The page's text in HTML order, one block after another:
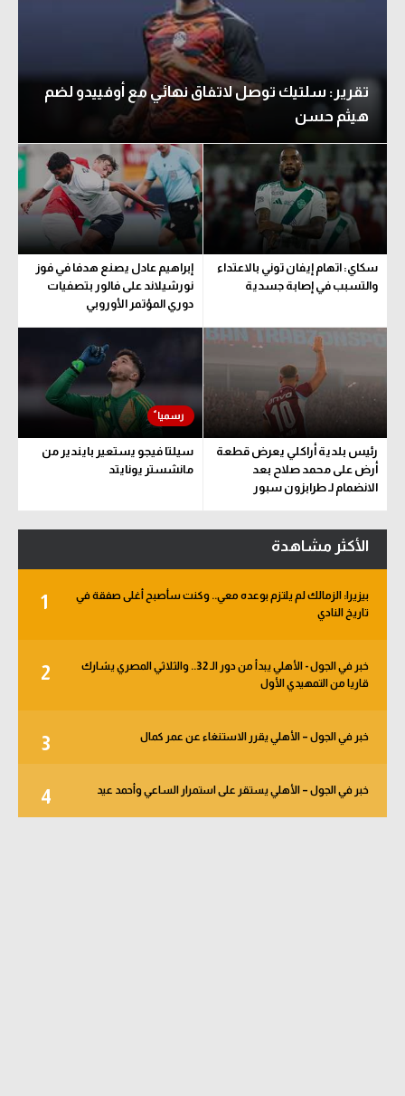
تقرير: سلتيك توصل لاتفاق نهائي مع أوفييدو لضم
هيثم حسن
سكاي: اتهام إيفان توني بالاعتداء
والتسبب في إصابة جسدية
إبراهيم عادل يصنع هدفا في فوز
نورشيلاند على فالور بتصفيات
دوري المؤتمر الأوروبي
رئيس بلدية أراكلي يعرض قطعة
أرض على محمد صلاح بعد
الانضمام لـ طرابزون سبور
سيلتا فيجو يستعير بايندير من
مانشستر يونايتد
الأكثر مشاهدة
1
بيزيرا: الزمالك لم يلتزم بوعده معي.. وكنت سأصبح أغلى صفقة في
تاريخ النادي
2
خبر في الجول - الأهلي يبدأ من دور الـ 32.. والثلاثي المصري يشارك
قاريا من التمهيدي الأول
3 خبر في الجول – الأهلي يقرر الاستنغاء عن عمر كمال
4 خبر في الجول – الأهلي يستقر على استمرار الساعي وأحمد عيد